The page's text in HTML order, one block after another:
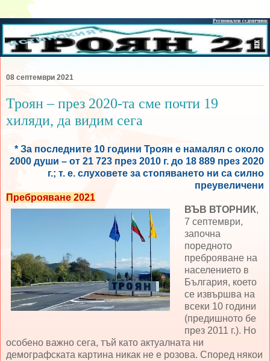
08 септември 2021
Троян – през 2020-та сме почти 19
хиляди, да видим сега
* За последните 10 години Троян е намалял с около
2000 души – от 21 723 през 2010 г. до 18 889 през 2020
г.; т. е. слуховете за стопяването ни са силно
преувеличени
Преброяване 2021
ВЪВ ВТОРНИК,
7 септември,
започна
поредното
преброяване на
населението в
България, което
се извършва на
всеки 10 години
(предишното бе
през 2011 г.). Но
особено важно сега, тъй като актуалната ни
демографската картина никак не е розова. Според някои